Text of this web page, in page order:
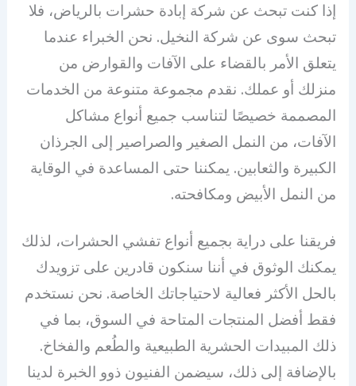
إذا كنت تبحث عن شركة إبادة حشرات بالرياض، فلا
تبحث سوى عن شركة النخيل. نحن الخبراء عندما
يتعلق الأمر بالقضاء على الآفات والقوارض من
منزلك أو عملك. نقدم مجموعة متنوعة من الخدمات
المصممة خصيصًا لتناسب جميع أنواع مشاكل
الآفات، من النمل الصغير والصراصير إلى الجرذان
الكبيرة والثعابين. يمكننا حتى المساعدة في الوقاية
من النمل الأبيض ومكافحته.
فريقنا على دراية بجميع أنواع تفشي الحشرات، لذلك
يمكنك الوثوق في أننا سنكون قادرين على تزويدك
بالحل الأكثر فعالية لاحتياجاتك الخاصة. نحن نستخدم
فقط أفضل المنتجات المتاحة في السوق، بما في
ذلك المبيدات الحشرية الطبيعية والطُعم والفخاخ.
بالإضافة إلى ذلك، سيضمن الفنيون ذوو الخبرة لدينا